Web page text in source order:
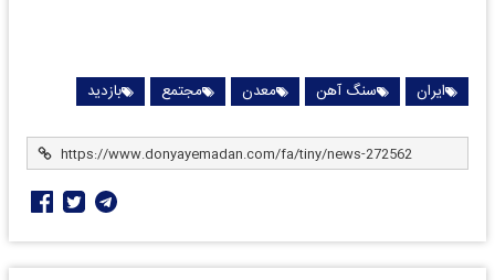
ایران سنگ آهن معدن مجتمع بازدید